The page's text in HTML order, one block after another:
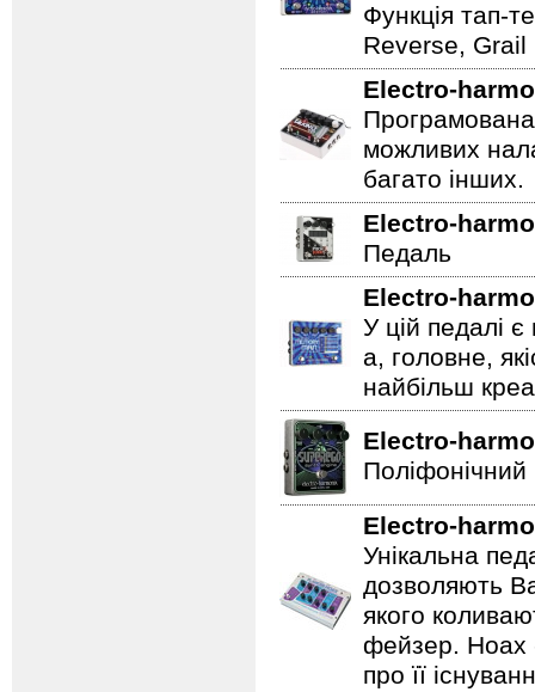
Функція тап-
Reverse, Grail
Electro-
можливих
багато інших.
Electro-
Педаль
Electro-
У цій педалі
а, головне,
найбільш
Electro-
Поліфонічний
Electro-
Унікальна
дозволяють
якого
фейзер. Hoax
про її